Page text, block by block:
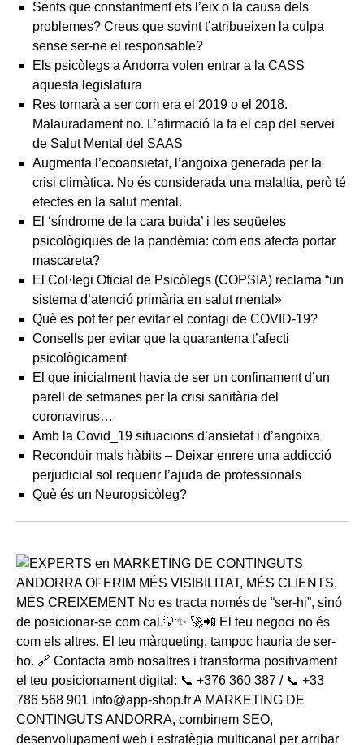
Sents que constantment ets l’eix o la causa dels
problemes? Creus que sovint t’atribueixen la culpa
sense ser-ne el responsable?
Els psicòlegs a Andorra volen entrar a la CASS
aquesta legislatura
Res tornarà a ser com era el 2019 o el 2018.
Malauradament no. L’afirmació la fa el cap del servei
de Salut Mental del SAAS
Augmenta l’ecoansietat, l’angoixa generada per la
crisi climàtica. No és considerada una malaltia, però té
efectes en la salut mental.
El ‘síndrome de la cara buida’ i les seqüeles
psicològiques de la pandèmia: com ens afecta portar
mascareta?
El Col·legi Oficial de Psicòlegs (COPSIA) reclama “un
sistema d’atenció primària en salut mental»
Què es pot fer per evitar el contagi de COVID-19?
Consells per evitar que la quarantena t’afecti
psicològicament
El que inicialment havia de ser un confinament d’un
parell de setmanes per la crisi sanitària del
coronavirus…
Amb la Covid_19 situacions d’ansietat i d’angoixa
Reconduir mals hàbits – Deixar enrere una addicció
perjudicial sol requerir l’ajuda de professionals
Què és un Neuropsicòleg?